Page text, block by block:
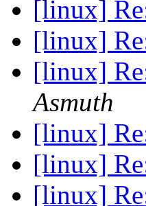
[linux]
[linux]
[linux]
Asmuth
[linux]
[linux]
[linux]